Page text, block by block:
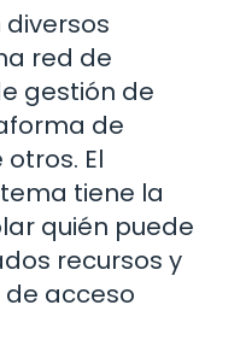
diversos
red de
gestión de
de
El
tiene la
quién puede
recursos y
de acceso